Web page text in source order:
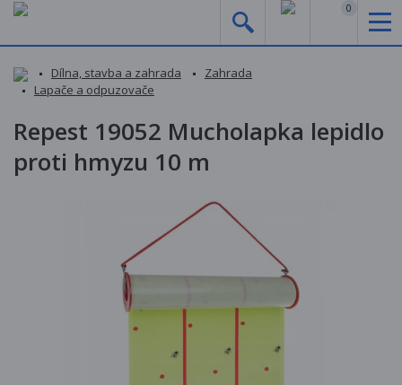
0
Dílna, stavba a zahrada
Zahrada
Lapače a odpuzovače
Repest 19052 Mucholapka lepidlo
proti hmyzu 10 m